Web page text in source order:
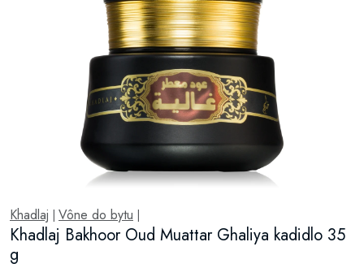
Khadlaj Vône do bytu
Khadlaj Bakhoor Oud Muattar Ghaliya kadidlo 35
g